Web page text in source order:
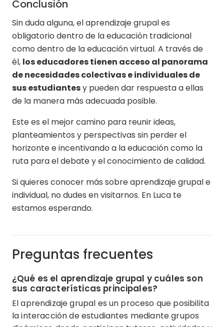
Conclusión
Sin duda alguna, el aprendizaje grupal es
obligatorio dentro de la educación tradicional
como dentro de la educación virtual. A través de
él, los educadores tienen acceso al panorama
de necesidades colectivas e individuales de
sus estudiantesy pueden dar respuesta a ellas
de la manera más adecuada posible.
Este es el mejor camino para reunir ideas,
planteamientos y perspectivas sin perder el
horizonte e incentivando a la educación como la
ruta para el debate y el conocimiento de calidad.
Si quieres conocer más sobre aprendizaje grupal e
individual, no dudes en visitarnos. En Luca te
estamos esperando.
Preguntas frecuentes
¿Qué es el aprendizaje grupal y cuáles son
sus características principales?
El aprendizaje grupal es un proceso que posibilita
la interacción de estudiantes mediante grupos